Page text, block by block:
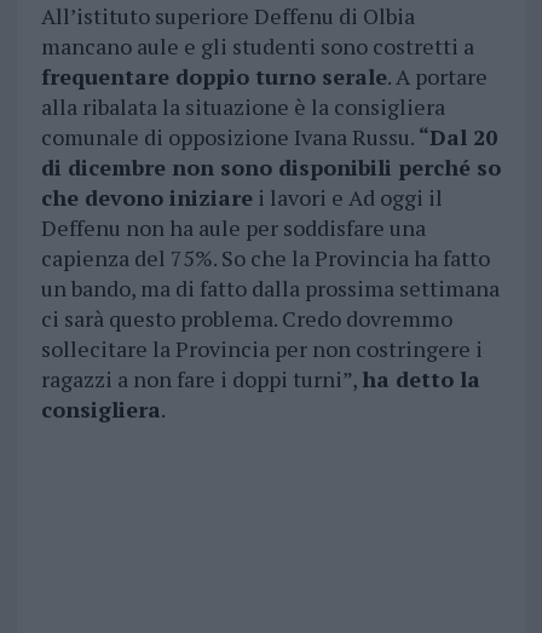
All’istituto superiore Deffenu di Olbia
mancano aule e gli studenti sono costretti a
frequentare doppio turno serale. A portare
alla ribalata la situazione è la consigliera
comunale di opposizione Ivana Russu. “Dal 20
di dicembre non sono disponibili perché so
che devono iniziarei lavori e Ad oggi il
Deffenu non ha aule per soddisfare una
capienza del 75%. So che la Provincia ha fatto
un bando, ma di fatto dalla prossima settimana
ci sarà questo problema. Credo dovremmo
sollecitare la Provincia per non costringere i
ragazzi a non fare i doppi turni”, ha detto la
consigliera.